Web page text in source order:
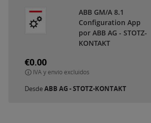
ABB GM/A 8.1
Configuration App
por ABB AG - STOTZ-
KONTAKT
€0.00
IVA y envío excluidos
DesdeABB AG - STOTZ-KONTAKT